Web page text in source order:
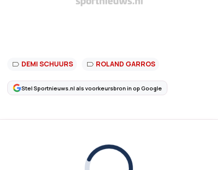
DEMI SCHUURS ROLAND GARROS
Stel Sportnieuws.nl als voorkeursbron in op Google